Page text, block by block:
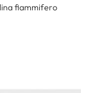
fiammifero